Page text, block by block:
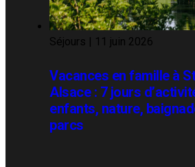
Séjours | 11 juin 2026
Vacances en famille à
Alsace : 7 jours
enfants, nature,
parcs